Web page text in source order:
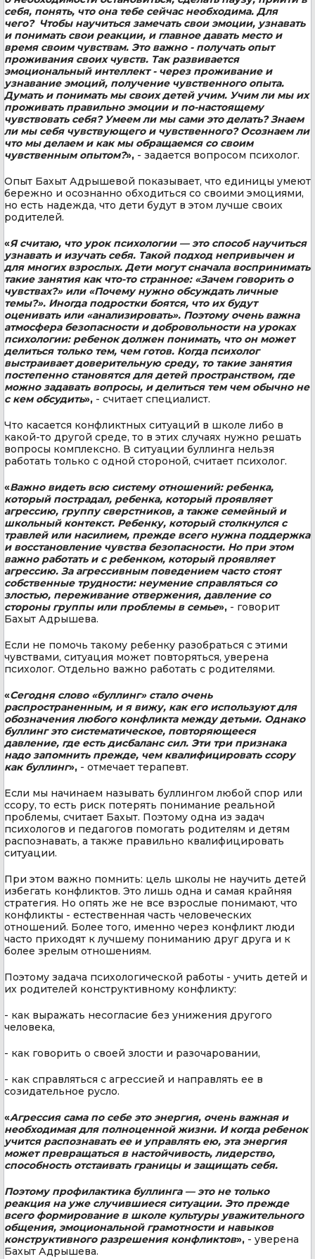
себя, понять, что она тебе сейчас необходима. Для
чего? Чтобы научиться замечать свои эмоции, узнавать
и понимать свои реакции, и главное давать место и
время своим чувствам. Это важно - получать опыт
проживания своих чувств. Так развивается
эмоциональный интеллект - через проживание и
узнавание эмоций, получение чувственного опыта.
Думать и понимать мы своих детей учим. Учим ли мы их
проживать правильно эмоции и по-настоящему
чувствовать себя? Умеем ли мы сами это делать? Знаем
ли мы себя чувствующего и чувственного? Осознаем ли
что мы делаем и как мы обращаемся со своим
чувственным опытом?», - задается вопросом психолог.
Опыт Бахыт Адрышевой показывает, что единицы умеют
бережно и осознанно обходиться со своими эмоциями,
но есть надежда, что дети будут в этом лучше своих
родителей.
«Я считаю, что урок психологии — это способ научиться
узнавать и изучать себя. Такой подход непривычен и
для многих взрослых. Дети могут сначала воспринимать
такие занятия как что-то странное: «Зачем говорить о
чувствах?» или «Почему нужно обсуждать личные
темы?». Иногда подростки боятся, что их будут
оценивать или «анализировать». Поэтому очень важна
атмосфера безопасности и добровольности на уроках
психологии: ребенок должен понимать, что он может
делиться только тем, чем готов. Когда психолог
выстраивает доверительную среду, то такие занятия
постепенно становятся для детей пространством, где
можно задавать вопросы, и делиться тем чем обычно не
с кем обсудить», - считает специалист.
Что касается конфликтных ситуаций в школе либо в
какой-то другой среде, то в этих случаях нужно решать
вопросы комплексно. В ситуации буллинга нельзя
работать только с одной стороной, считает психолог.
«Важно видеть всю систему отношений: ребенка,
который пострадал, ребенка, который проявляет
агрессию, группу сверстников, а также семейный и
школьный контекст. Ребенку, который столкнулся с
травлей или насилием, прежде всего нужна поддержка
и восстановление чувства безопасности. Но при этом
важно работать и с ребенком, который проявляет
агрессию. За агрессивным поведением часто стоят
собственные трудности: неумение справляться со
злостью, переживание отвержения, давление со
стороны группы или проблемы в семье», - говорит
Бахыт Адрышева.
Если не помочь такому ребенку разобраться с этими
чувствами, ситуация может повторяться, уверена
психолог. Отдельно важно работать с родителями.
«Сегодня слово «буллинг» стало очень
распространенным, и я вижу, как его используют для
обозначения любого конфликта между детьми. Однако
буллинг это систематическое, повторяющееся
давление, где есть дисбаланс сил. Эти три признака
надо запомнить прежде, чем квалифицировать ссору
как буллинг», - отмечает терапевт.
Если мы начинаем называть буллингом любой спор или
ссору, то есть риск потерять понимание реальной
проблемы, считает Бахыт. Поэтому одна из задач
психологов и педагогов помогать родителям и детям
распознавать, а также правильно квалифицировать
ситуации.
При этом важно помнить: цель школы не научить детей
избегать конфликтов. Это лишь одна и самая крайняя
стратегия. Но опять же не все взрослые понимают, что
конфликты - естественная часть человеческих
отношений. Более того, именно через конфликт люди
часто приходят к лучшему пониманию друг друга и к
более зрелым отношениям.
Поэтому задача психологической работы - учить детей и
их родителей конструктивному конфликту:
- как выражать несогласие без унижения другого
человека,
- как говорить о своей злости и разочаровании,
- как справляться с агрессией и направлять ее в
созидательное русло.
«Агрессия сама по себе это энергия, очень важная и
необходимая для полноценной жизни. И когда ребенок
учится распознавать ее и управлять ею, эта энергия
может превращаться в настойчивость, лидерство,
способность отстаивать границы и защищать себя.
Поэтому профилактика буллинга — это не только
реакция на уже случившиеся ситуации. Это прежде
всего формирование в школе культуры уважительного
общения, эмоциональной грамотности и навыков
конструктивного разрешения конфликтов», - уверена
Бахыт Адрышева.